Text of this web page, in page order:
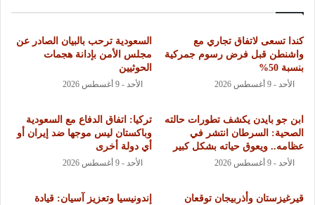
كندا تسعى لاتفاق تجاري مع
واشنطن قبل فرض رسوم جمركية
بنسبة 50%
الأحد - 9 أغسطس 2026
السعودية ترحب بالبيان الصادر عن
مجلس الأمن بإدانة هجمات
الحوثيين
الأحد - 9 أغسطس 2026
ابن جو بايدن يكشف تطورات حالته
الصحية: السرطان انتشر في
عظامه.. ويعوق حياته بشكل كبير
الأحد - 9 أغسطس 2026
تركيا: اتفاق الدفاع مع السعودية
وباكستان ليس موجها ضد إيران أو
أي دولة أخرى
الأحد - 9 أغسطس 2026
قيرغيزستان وأذربيجان توقعان
إندونيسيا وتعزيز آسيان: قيادة